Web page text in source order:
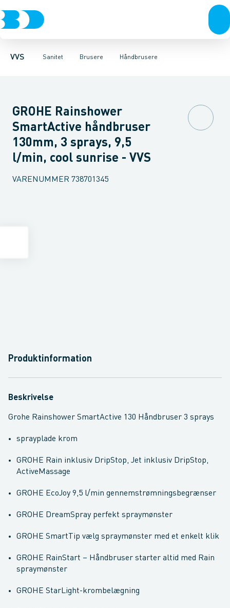
VVS Sanitet
Rør & fittingsPressfittings & rørKuglehaner & ventiler
Brusere
Toiletter, sæder og cisterner VaskeArmaturer
Håndbrusere
HåndbrusereBruseslanger BrusesætBrusestænger
GROHE Rainshower
SmartActive håndbruser
130mm, 3 sprays, 9,5
l/min, cool sunrise - VVS
VARENUMMER 738701345
Produktinformation
Beskrivelse
Grohe Rainshower SmartActive 130 Håndbruser 3 sprays
sprayplade krom
GROHE Rain inklusiv DripStop, Jet inklusiv DripStop,
ActiveMassage
GROHE EcoJoy 9,5 l/min gennemstrømningsbegrænser
GROHE DreamSpray perfekt spraymønster
GROHE SmartTip vælg spraymønster med et enkelt klik
GROHE RainStart – Håndbruser starter altid med Rain
spraymønster
GROHE StarLight-krombelægning